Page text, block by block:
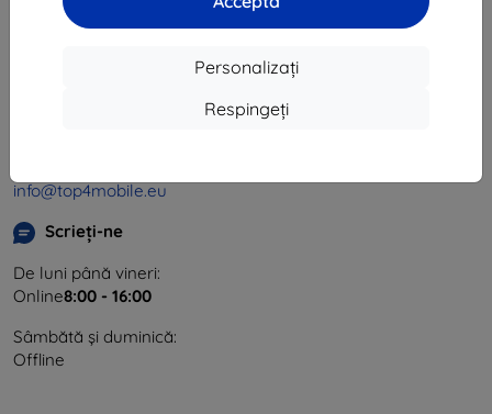
Personalizați
Respingeți
841 04 Bratislava
info@top4mobile.eu
Scrieți-ne
De luni până vineri:
Online8:00 - 16:00
Sâmbătă și duminică:
Offline